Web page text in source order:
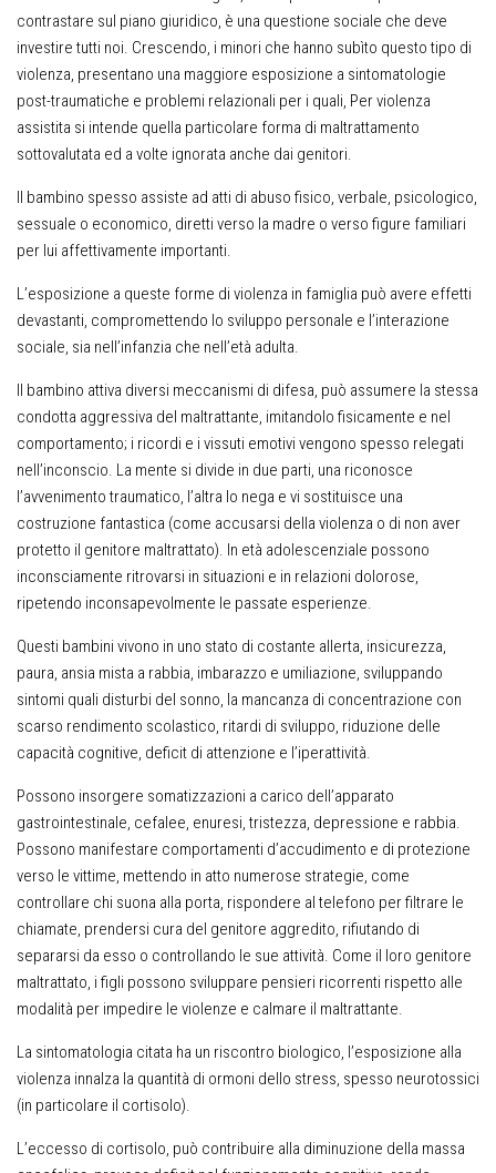
contrastare sul piano giuridico, è una questione sociale che deve
investire tutti noi. Crescendo, i minori che hanno subìto questo tipo di
violenza, presentano una maggiore esposizione a sintomatologie
post-traumatiche e problemi relazionali per i quali, Per violenza
assistita si intende quella particolare forma di maltrattamento
sottovalutata ed a volte ignorata anche dai genitori.
Il bambino spesso assiste ad atti di abuso fisico, verbale, psicologico,
sessuale o economico, diretti verso la madre o verso figure familiari
per lui affettivamente importanti.
L’esposizione a queste forme di violenza in famiglia può avere effetti
devastanti, compromettendo lo sviluppo personale e l’interazione
sociale, sia nell’infanzia che nell’età adulta.
Il bambino attiva diversi meccanismi di difesa, può assumere la stessa
condotta aggressiva del maltrattante, imitandolo fisicamente e nel
comportamento; i ricordi e i vissuti emotivi vengono spesso relegati
nell’inconscio. La mente si divide in due parti, una riconosce
l’avvenimento traumatico, l’altra lo nega e vi sostituisce una
costruzione fantastica (come accusarsi della violenza o di non aver
protetto il genitore maltrattato). In età adolescenziale possono
inconsciamente ritrovarsi in situazioni e in relazioni dolorose,
ripetendo inconsapevolmente le passate esperienze.
Questi bambini vivono in uno stato di costante allerta, insicurezza,
paura, ansia mista a rabbia, imbarazzo e umiliazione, sviluppando
sintomi quali disturbi del sonno, la mancanza di concentrazione con
scarso rendimento scolastico, ritardi di sviluppo, riduzione delle
capacità cognitive, deficit di attenzione e l’iperattività.
Possono insorgere somatizzazioni a carico dell’apparato
gastrointestinale, cefalee, enuresi, tristezza, depressione e rabbia.
Possono manifestare comportamenti d’accudimento e di protezione
verso le vittime, mettendo in atto numerose strategie, come
controllare chi suona alla porta, rispondere al telefono per filtrare le
chiamate, prendersi cura del genitore aggredito, rifiutando di
separarsi da esso o controllando le sue attività. Come il loro genitore
maltrattato, i figli possono sviluppare pensieri ricorrenti rispetto alle
modalità per impedire le violenze e calmare il maltrattante.
La sintomatologia citata ha un riscontro biologico, l’esposizione alla
violenza innalza la quantità di ormoni dello stress, spesso neurotossici
(in particolare il cortisolo).
L’eccesso di cortisolo, può contribuire alla diminuzione della massa